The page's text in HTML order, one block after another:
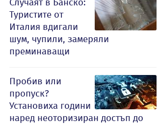
Туристите от
Италия вдигали
шум, чупили, замеряли
преминаващи
Пробив или
пропуск?
Установиха години
наред неоторизиран достъп до